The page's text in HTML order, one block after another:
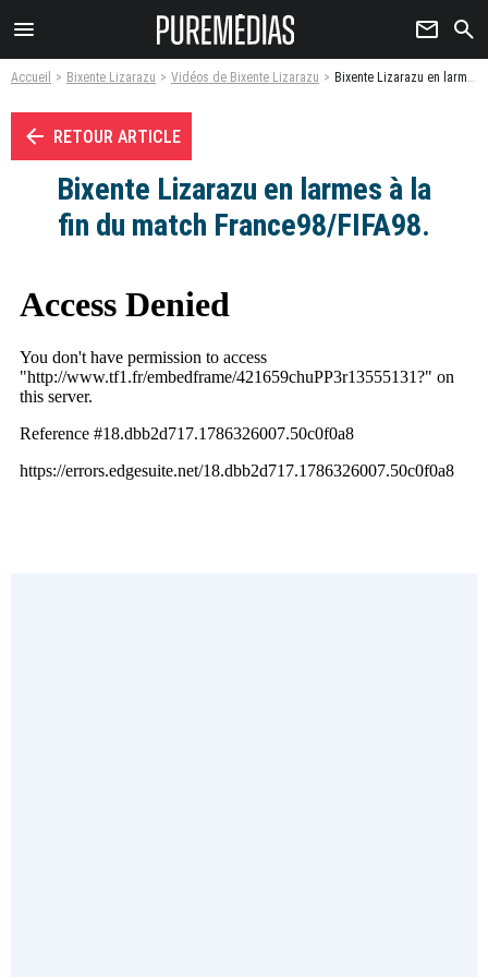
menu newsletter search
Accueil Bixente Lizarazu Vidéos de Bixente Lizarazu Bixente Lizarazu en larmes à la fin du match France98/FIFA98. - Vidéo
arrow_left RETOUR ARTICLE
Bixente Lizarazu en larmes à la
fin du match France98/FIFA98.